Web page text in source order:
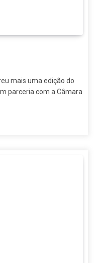
mais uma edição do
parceria com a Câmara